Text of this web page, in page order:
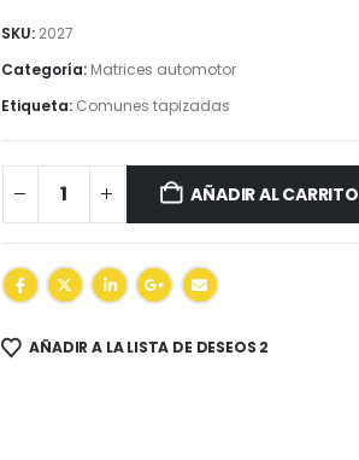
SKU: 2027
Categoría: Matrices automotor
Etiqueta: Comunes tapizadas
AÑADIR AL CARRITO
AÑADIR A LA LISTA DE DESEOS 2